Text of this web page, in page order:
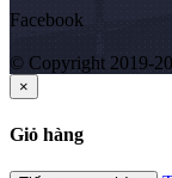
Facebook
© Copyright 2019-
×
Giỏ hàng